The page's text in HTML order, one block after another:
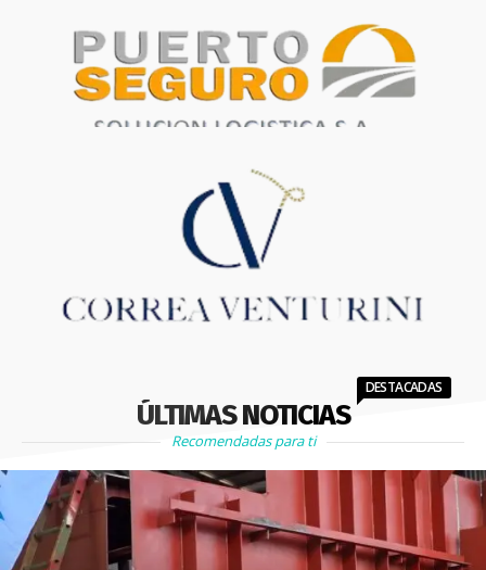
ÚLTIMAS NOTICIAS
DESTACADAS
Recomendadas para ti